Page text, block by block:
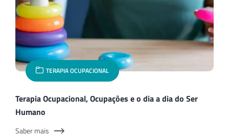
TERAPIA OCUPACIONAL
Terapia Ocupacional, Ocupações e o dia a dia do Ser
Humano
Saber mais